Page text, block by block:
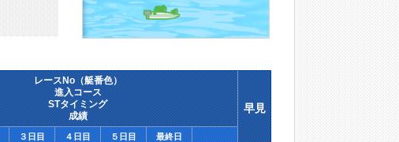
レースNo（艇番色）
進入コース
STタイミング
成績
早見
３日目 ４日目 ５日目 最終日